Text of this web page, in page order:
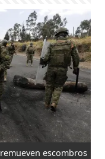
escombros